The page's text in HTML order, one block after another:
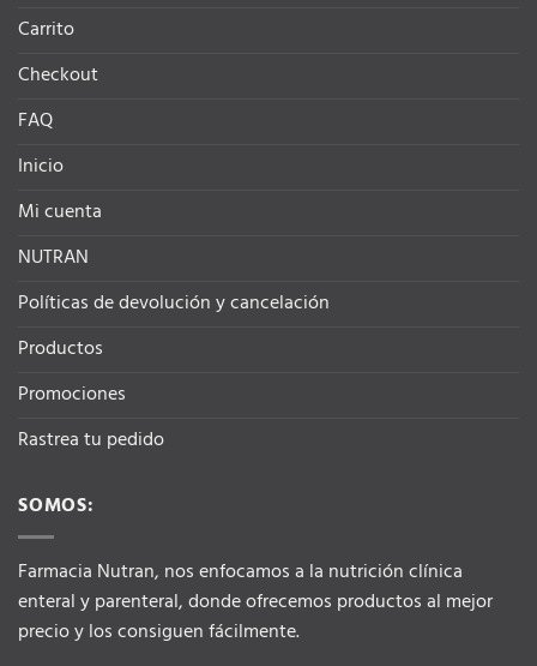
Carrito
Checkout
FAQ
Inicio
Mi cuenta
NUTRAN
Políticas de devolución y cancelación
Productos
Promociones
Rastrea tu pedido
SOMOS:
Farmacia Nutran, nos enfocamos a la nutrición clínica
enteral y parenteral, donde ofrecemos productos al mejor
precio y los consiguen fácilmente.